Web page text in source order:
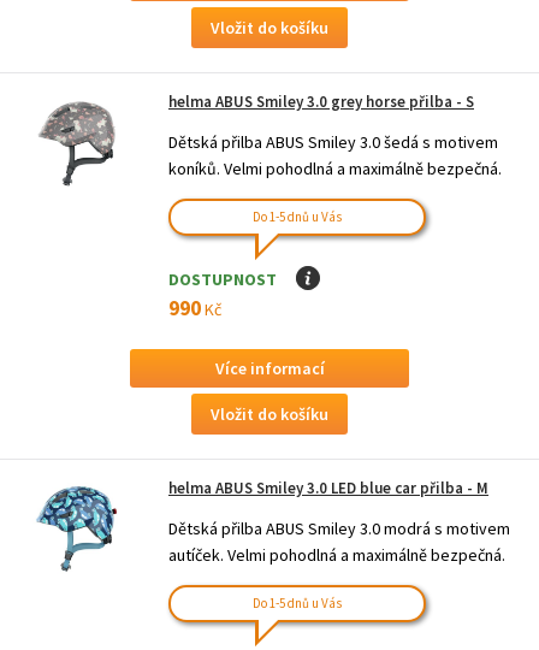
helma ABUS Smiley 3.0 grey horse přilba - S
Dětská přilba ABUS Smiley 3.0 šedá s motivem
koníků. Velmi pohodlná a maximálně bezpečná.
Do 1-5 dnů u Vás
DOSTUPNOST I
990Kč
Více informací
helma ABUS Smiley 3.0 LED blue car přilba - M
Dětská přilba ABUS Smiley 3.0 modrá s motivem
autíček. Velmi pohodlná a maximálně bezpečná.
Do 1-5 dnů u Vás